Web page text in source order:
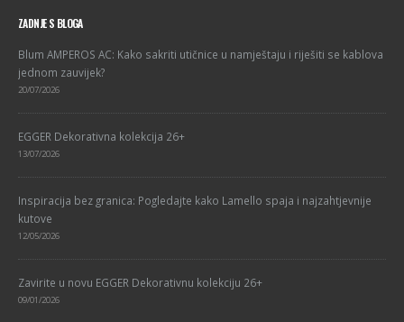
ZADNJE S BLOGA
Blum AMPEROS AC: Kako sakriti utičnice u namještaju i riješiti se kablova
jednom zauvijek?
20/07/2026
EGGER Dekorativna kolekcija 26+
13/07/2026
Inspiracija bez granica: Pogledajte kako Lamello spaja i najzahtjevnije
kutove
12/05/2026
Zavirite u novu EGGER Dekorativnu kolekciju 26+
09/01/2026